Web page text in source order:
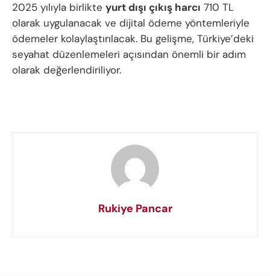
2025 yılıyla birlikte yurt dışı çıkış harcı 710 TL
olarak uygulanacak ve dijital ödeme yöntemleriyle
ödemeler kolaylaştırılacak. Bu gelişme, Türkiye’deki
seyahat düzenlemeleri açısından önemli bir adım
olarak değerlendiriliyor.
Rukiye Pancar